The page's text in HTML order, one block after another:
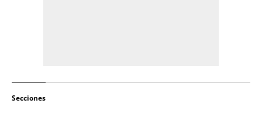
Secciones